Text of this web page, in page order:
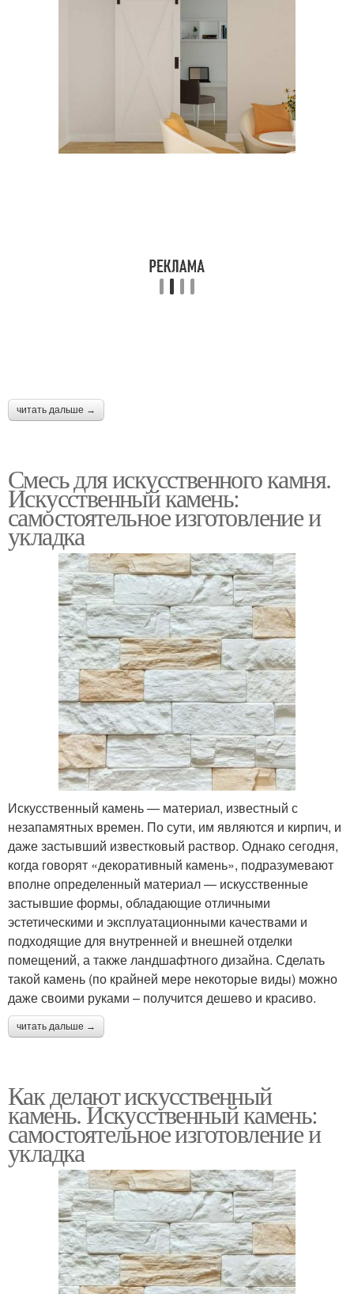
читать дальше →
Смесь для искусственного камня.
Искусственный камень:
самостоятельное изготовление и
укладка
Искусственный камень — материал, известный с
незапамятных времен. По сути, им являются и кирпич, и
даже застывший известковый раствор. Однако сегодня,
когда говорят «декоративный камень», подразумевают
вполне определенный материал — искусственные
застывшие формы, обладающие отличными
эстетическими и эксплуатационными качествами и
подходящие для внутренней и внешней отделки
помещений, а также ландшафтного дизайна. Сделать
такой камень (по крайней мере некоторые виды) можно
даже своими руками – получится дешево и красиво.
читать дальше →
Как делают искусственный
камень. Искусственный камень:
самостоятельное изготовление и
укладка